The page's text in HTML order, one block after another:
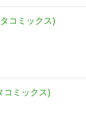
コミックス)
コミックス)